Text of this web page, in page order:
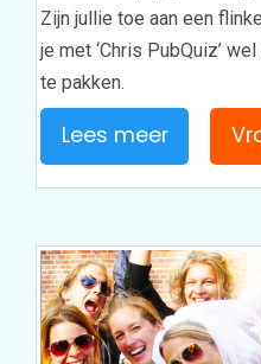
Zijn jullie toe aan een
je met ‘Chris PubQuiz’
te pakken.
Lees meer